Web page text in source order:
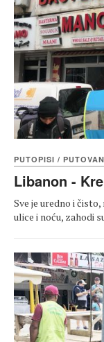
PUTOPISI /
Libanon -
Sve je uredno i
ulice i noću, zahodi